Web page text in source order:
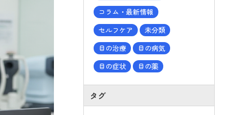
コラム・最新情報
セルフケア
未分類
目の治療
目の病気
目の症状
目の薬
タグ